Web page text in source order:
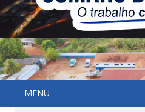
MENU